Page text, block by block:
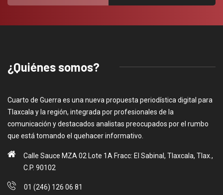
¿Quiénes somos?
Cuarto de Guerra es una nueva propuesta periodística digital para
Tlaxcala y la región, integrada por profesionales de la
comunicación y destacados analistas preocupados por el rumbo
que está tomando el quehacer informativo.
Calle Sauce MZA 02 Lote 1A Fracc: El Sabinal, Tlaxcala, Tlax.,
C.P. 90102
01 (246) 126 06 81